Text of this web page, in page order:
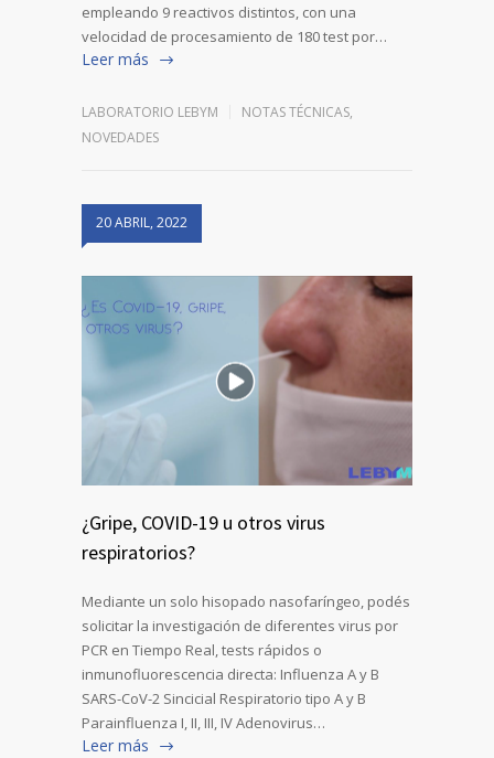
empleando 9 reactivos distintos, con una
velocidad de procesamiento de 180 test por…
Leer más
LABORATORIO LEBYM NOTAS TÉCNICAS,
NOVEDADES
20 ABRIL, 2022
¿Gripe, COVID-19 u otros virus
respiratorios?
Mediante un solo hisopado nasofaríngeo, podés
solicitar la investigación de diferentes virus por
PCR en Tiempo Real, tests rápidos o
inmunofluorescencia directa: Influenza A y B
SARS-CoV-2 Sincicial Respiratorio tipo A y B
Parainfluenza I, II, III, IV Adenovirus…
Leer más